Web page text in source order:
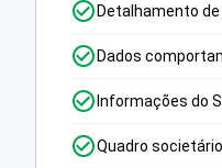
Detalhamento
Dados
Informações do
Quadro